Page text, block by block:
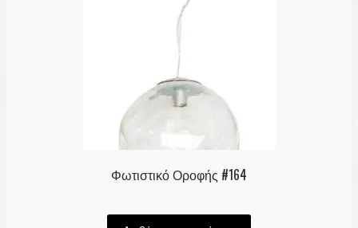
Φωτιστικό Οροφής #164